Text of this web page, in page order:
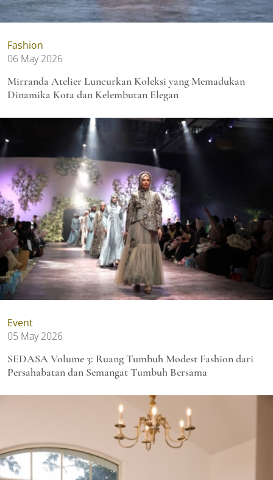
Fashion
06 May 2026
Mirranda Atelier Luncurkan Koleksi yang Memadukan
Dinamika Kota dan Kelembutan Elegan
Event
05 May 2026
SEDASA Volume 3: Ruang Tumbuh Modest Fashion dari
Persahabatan dan Semangat Tumbuh Bersama